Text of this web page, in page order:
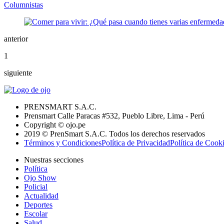
Columnistas
anterior
1
siguiente
PRENSMART S.A.C.
Prensmart Calle Paracas #532, Pueblo Libre, Lima - Perú
Copyright © ojo.pe
2019 © PrenSmart S.A.C. Todos los derechos reservados
Términos y CondicionesPolítica de PrivacidadPolítica de
Nuestras secciones
Política
Ojo Show
Policial
Actualidad
Deportes
Escolar